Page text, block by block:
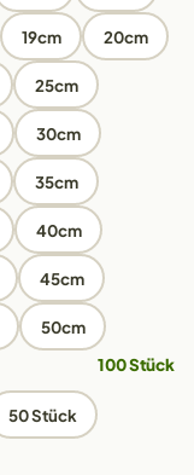
19cm 20cm
25cm
30cm
35cm
40cm
45cm
50cm
100 Stück
50 Stück